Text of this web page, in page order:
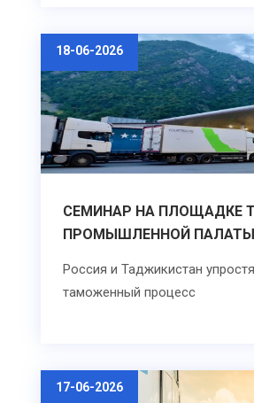
18-06-2026
CЕМИНАР НА ПЛОЩАДКЕ
ПРОМЫШЛЕННОЙ ПАЛАТЫ
Россия и Таджикистан
таможенный процесс
17-06-2026